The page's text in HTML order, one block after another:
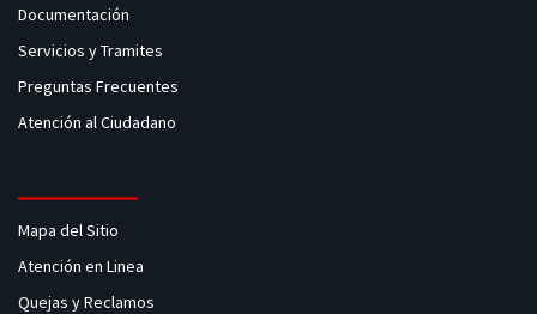
Documentación
Servicios y Tramites
Preguntas Frecuentes
Atención al Ciudadano
Mapa del Sitio
Atención en Linea
Quejas y Reclamos